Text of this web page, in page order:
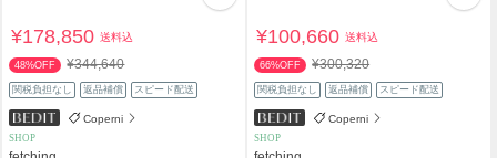
¥178,850送料込
48%OFF ¥344,640
関税負担なし 返品補償 スピード配送
Coperni
SHOP
¥100,660送料込
66%OFF ¥300,320
関税負担なし 返品補償 スピード配送
Coperni
SHOP